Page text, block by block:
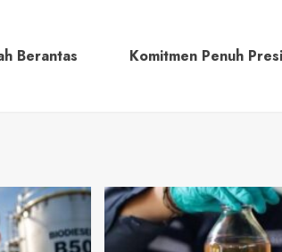
Berantas
Komitmen Penuh